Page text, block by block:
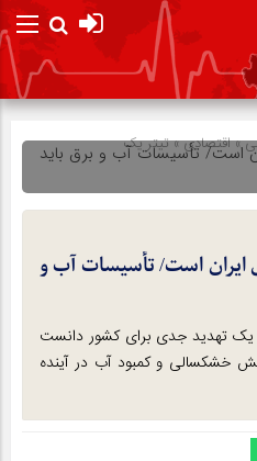
»اقتصادی»تیتر یک
ایران است/ تأسیسات آب و
را یک تهدید جدی برای کشور دانست
خشکسالی و کمبود آب در آینده